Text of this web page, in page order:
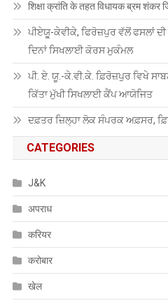
शिक्षा क्रांति के तहत विधायक ब्रम शंकर
ਪੀਏਯੂੑ-ਕੇਵੀਕੇ, ਫਿਰੋਜ਼ਪੁਰ ਵੱਲੋਂ ਫਸਲਾਂ
ਦਿਨਾਂ ਸਿਖਲਾਈ ਕੋਰਸ ਮੁਕੰਮਲ
ਪੀ. ਏ. ਯੂ.-ਕੇ.ਵੀ.ਕੇ. ਫ਼ਿਰੋਜ਼ਪੁਰ ਵਿਖੇ
ਕਿੱਤਾ ਮੁੱਖੀ ਸਿਖਲਾਈ ਕੈਂਪ ਆਯੋਜਿਤ
ਦਫ਼ਤਰ ਜ਼ਿਲ੍ਹਾ ਲੋਕ ਸੰਪਰਕ ਅਫ਼ਸਰ,
CATEGORIES
J&K
अपराध
करियर
करोबार
खेल